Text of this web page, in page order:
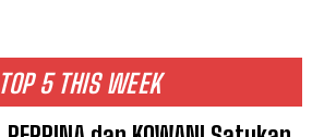
TOP 5 THIS WEEK